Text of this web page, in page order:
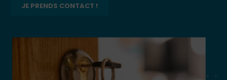
JE PRENDS CONTACT !